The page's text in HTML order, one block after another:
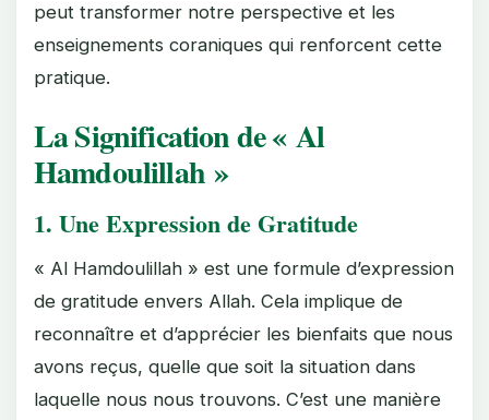
peut transformer notre perspective et les
enseignements coraniques qui renforcent cette
pratique.
La Signification de « Al
Hamdoulillah »
1. Une Expression de Gratitude
« Al Hamdoulillah » est une formule d’expression
de gratitude envers Allah. Cela implique de
reconnaître et d’apprécier les bienfaits que nous
avons reçus, quelle que soit la situation dans
laquelle nous nous trouvons. C’est une manière